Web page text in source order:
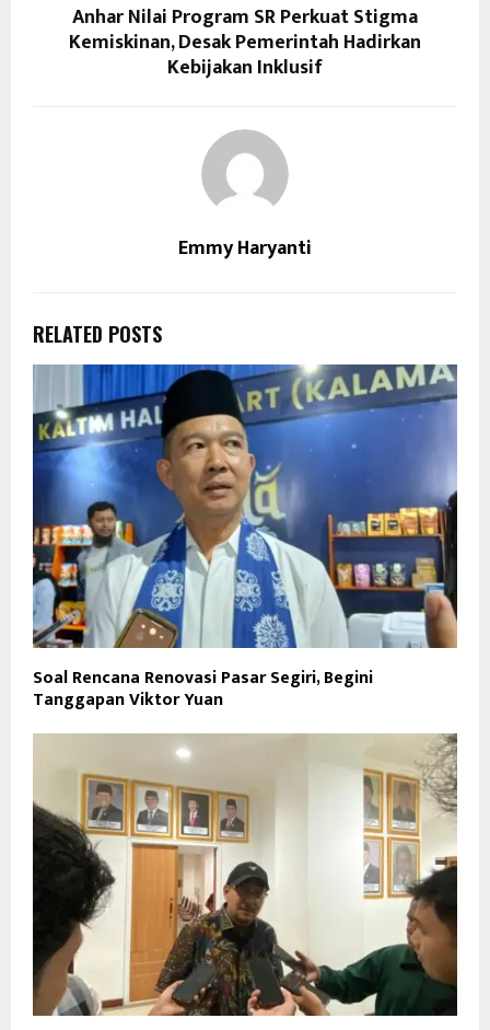
Anhar Nilai Program SR Perkuat Stigma
Kemiskinan, Desak Pemerintah Hadirkan
Kebijakan Inklusif
Emmy Haryanti
RELATED POSTS
Soal Rencana Renovasi Pasar Segiri, Begini
Tanggapan Viktor Yuan